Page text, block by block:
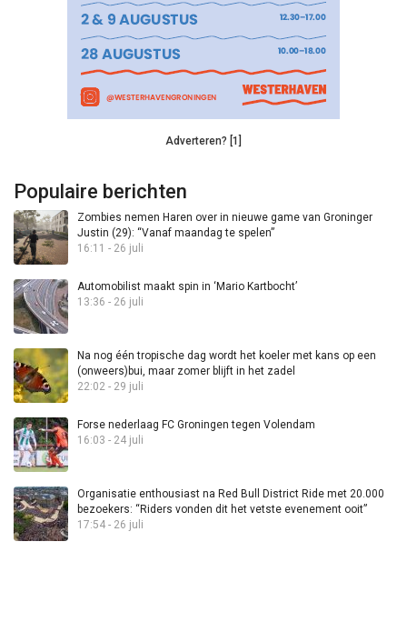
Adverteren? [1]
Populaire berichten
Zombies nemen Haren over in nieuwe game van Groninger
Justin (29): “Vanaf maandag te spelen”
16:11 - 26 juli
Automobilist maakt spin in ‘Mario Kartbocht’
13:36 - 26 juli
Na nog één tropische dag wordt het koeler met kans op een
(onweers)bui, maar zomer blijft in het zadel
22:02 - 29 juli
Forse nederlaag FC Groningen tegen Volendam
16:03 - 24 juli
Organisatie enthousiast na Red Bull District Ride met 20.000
bezoekers: “Riders vonden dit het vetste evenement ooit”
17:54 - 26 juli